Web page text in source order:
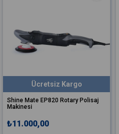
Shine Mate EP820 Rotary Polisaj
Makinesi
₺11.000,00
Ücretsiz Kargo